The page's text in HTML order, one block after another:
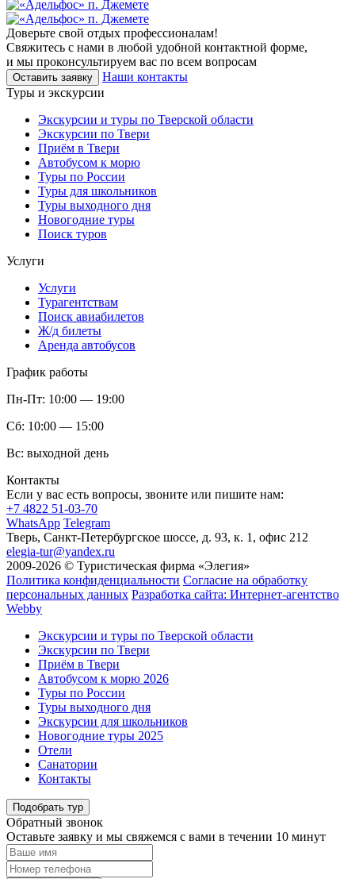
Доверьте свой отдых профессионалам!
Свяжитесь с нами в любой удобной контактной форме,
и мы проконсультируем вас по всем вопросам
Оставить заявку
Наши контакты
Туры и экскурсии
Экскурсии и туры по Тверской области
Экскурсии по Твери
Приём в Твери
Автобусом к морю
Туры по России
Туры для школьников
Туры выходного дня
Новогодние туры
Поиск туров
Услуги
Услуги
Турагентствам
Поиск авиабилетов
Ж/д билеты
Аренда автобусов
График работы
Пн-Пт: 10:00 — 19:00
Сб: 10:00 — 15:00
Вс: выходной день
Контакты
Если у вас есть вопросы, звоните или пишите нам:
+7 4822 51-03-70
WhatsApp Telegram
Тверь, Санкт-Петербургское шоссе, д. 93, к. 1, офис 212
elegia-tur@yandex.ru
2009-2026 © Туристическая фирма «Элегия»
Политика конфиденциальности Согласие на обработку
персональных данных Разработка сайта: Интернет-агентство
Webby
Экскурсии и туры по Тверской области
Экскурсии по Твери
Приём в Твери
Автобусом к морю 2026
Туры по России
Туры выходного дня
Экскурсии для школьников
Новогодние туры 2025
Отели
Санатории
Контакты
Подобрать тур
Обратный звонок
Оставьте заявку и мы свяжемся с вами в течении 10 минут